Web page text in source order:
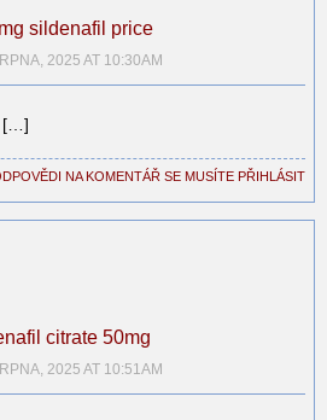
sildenafil price
2025 AT 10:30AM
[…]
NA KOMENTÁŘ SE MUSÍTE PŘIHLÁSIT
citrate 50mg
2025 AT 10:51AM